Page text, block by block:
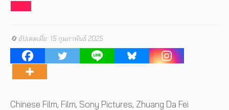
🔄 อัปเดตเมื่อ: 15 กุมภาพันธ์ 2025
Tags
Chinese Film, Film, Sony Pictures, Zhuang Da Fei